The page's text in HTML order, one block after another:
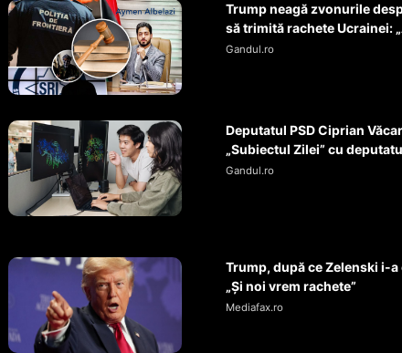
Trump neagă zvonurile
să trimită rachete Ucrainei:
Gandul.ro
Deputatul PSD Ciprian
„Subiectul Zilei” cu
Gandul.ro
Trump, după ce Zelenski i-
„Și noi vrem rachete”
Mediafax.ro